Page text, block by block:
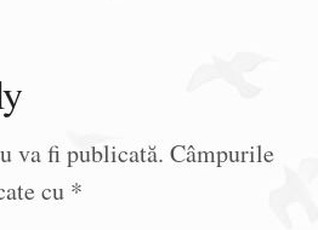
va fi publicată. Câmpurile
cu *